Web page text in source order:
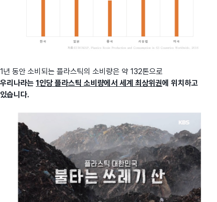
1년 동안 소비되는 플라스틱의 소비량은 약 132톤으로
우리나라는 1인당 플라스틱 소비량에서 세계 최상위권에 위치하고
있습니다.